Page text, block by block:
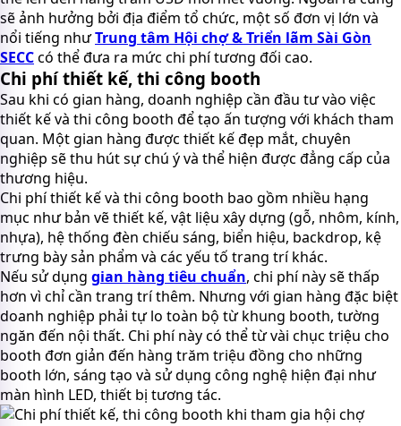
sẽ ảnh hưởng bởi địa điểm tổ chức, một số đơn vị lớn và
nổi tiếng nhưTrung tâm Hội chợ & Triển lãm Sài Gòn
SECCcó thể đưa ra mức chi phí tương đối cao.
Chi phí thiết kế, thi công booth
Sau khi có gian hàng, doanh nghiệp cần đầu tư vào việc
thiết kế và thi công booth để tạo ấn tượng với khách tham
quan. Một gian hàng được thiết kế đẹp mắt, chuyên
nghiệp sẽ thu hút sự chú ý và thể hiện được đẳng cấp của
thương hiệu.
Chi phí thiết kế và thi công booth bao gồm nhiều hạng
mục như bản vẽ thiết kế, vật liệu xây dựng (gỗ, nhôm, kính,
nhựa), hệ thống đèn chiếu sáng, biển hiệu, backdrop, kệ
trưng bày sản phẩm và các yếu tố trang trí khác.
Nếu sử dụng gian hàng tiêu chuẩn, chi phí này sẽ thấp
hơn vì chỉ cần trang trí thêm. Nhưng với gian hàng đặc biệt
doanh nghiệp phải tự lo toàn bộ từ khung booth, tường
ngăn đến nội thất. Chi phí này có thể từ vài chục triệu cho
booth đơn giản đến hàng trăm triệu đồng cho những
booth lớn, sáng tạo và sử dụng công nghệ hiện đại như
màn hình LED, thiết bị tương tác.